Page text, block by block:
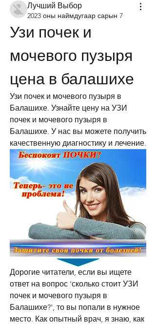
Лучший Выбор
2023 оны наймдугаар сарын 7
Узи почек и
мочевого пузыря
цена в балашихе
Узи почек и мочевого пузыря в
Балашихе. Узнайте цену на УЗИ
почек и мочевого пузыря в
Балашихе. У нас вы можете получить
качественную диагностику и лечение.
Дорогие читатели, если вы ищете
ответ на вопрос 'сколько стоит УЗИ
почек и мочевого пузыря в
Балашихе?', то вы попали в нужное
место. Как опытный врач, я знаю, как